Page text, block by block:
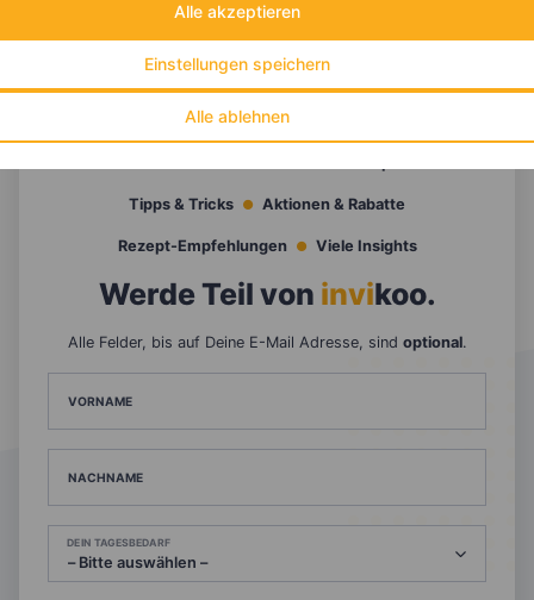
Alle ablehnen
Einstellungen speichern
Alle akzeptieren
Tipps & Tricks Aktionen & Rabatte
Rezept-Empfehlungen Viele Insights
Werde Teil von invikoo.
Alle Felder, bis auf Deine E-Mail Adresse, sind optional.
VORNAME
NACHNAME
DEIN TAGESBEDARF